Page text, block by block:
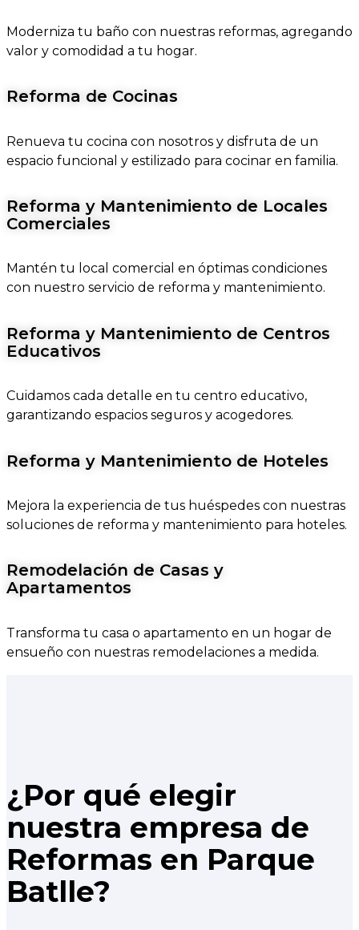
Moderniza tu baño con nuestras reformas, agregando
valor y comodidad a tu hogar.
Reforma de Cocinas
Renueva tu cocina con nosotros y disfruta de un
espacio funcional y estilizado para cocinar en familia.
Reforma y Mantenimiento de Locales
Comerciales
Mantén tu local comercial en óptimas condiciones
con nuestro servicio de reforma y mantenimiento.
Reforma y Mantenimiento de Centros
Educativos
Cuidamos cada detalle en tu centro educativo,
garantizando espacios seguros y acogedores.
Reforma y Mantenimiento de Hoteles
Mejora la experiencia de tus huéspedes con nuestras
soluciones de reforma y mantenimiento para hoteles.
Remodelación de Casas y
Apartamentos
Transforma tu casa o apartamento en un hogar de
ensueño con nuestras remodelaciones a medida.
¿Por qué elegir
nuestra empresa de
Reformas en Parque
Batlle?